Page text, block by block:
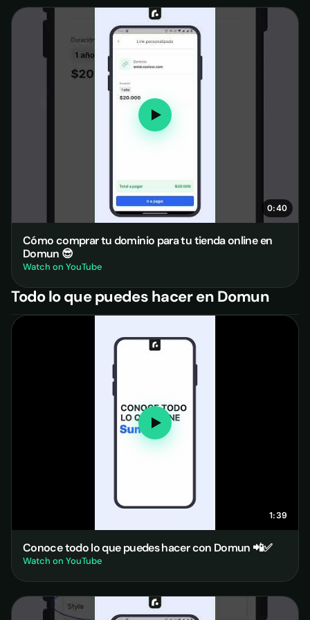
0:40
Cómo comprar tu dominio para tu tienda online en
Domun 😎
Watch on YouTube
Todo lo que puedes hacer en Domun
1:39
Conoce todo lo que puedes hacer con Domun 📲✅
Watch on YouTube